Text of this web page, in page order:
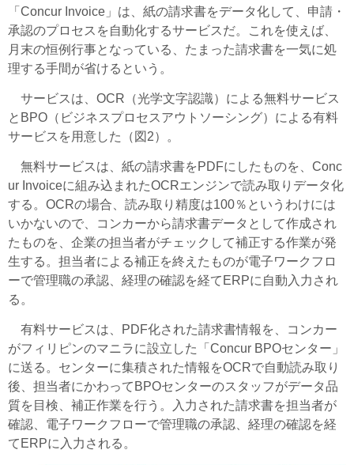
「Concur Invoice」は、紙の請求書をデータ化して、申請・
承認のプロセスを自動化するサービスだ。これを使えば、
月末の恒例行事となっている、たまった請求書を一気に処
理する手間が省けるという。
サービスは、OCR（光学文字認識）による無料サービス
とBPO（ビジネスプロセスアウトソーシング）による有料
サービスを用意した（図2）。
無料サービスは、紙の請求書をPDFにしたものを、Conc
ur Invoiceに組み込まれたOCRエンジンで読み取りデータ化
する。OCRの場合、読み取り精度は100％というわけには
いかないので、コンカーから請求書データとして作成され
たものを、企業の担当者がチェックして補正する作業が発
生する。担当者による補正を終えたものが電子ワークフロ
ーで管理職の承認、経理の確認を経てERPに自動入力され
る。
有料サービスは、PDF化された請求書情報を、コンカー
がフィリピンのマニラに設立した「Concur BPOセンター」
に送る。センターに集積された情報をOCRで自動読み取り
後、担当者にかわってBPOセンターのスタッフがデータ品
質を目検、補正作業を行う。入力された請求書を担当者が
確認、電子ワークフローで管理職の承認、経理の確認を経
てERPに入力される。